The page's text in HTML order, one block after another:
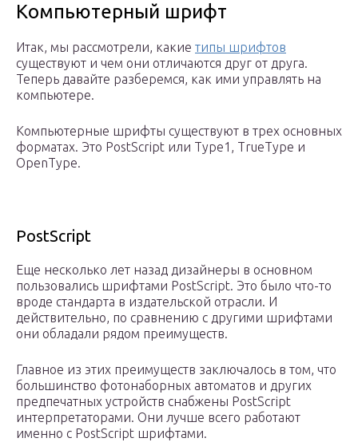
Компьютерный шрифт
Итак, мы рассмотрели, какие типы шрифтов
существуют и чем они отличаются друг от друга.
Теперь давайте разберемся, как ими управлять на
компьютере.
Компьютерные шрифты существуют в трех основных
форматах. Это PostScript или Type1, TrueType и
OpenType.
PostScript
Еще несколько лет назад дизайнеры в основном
пользовались шрифтами PostScript. Это было что-то
вроде стандарта в издательской отрасли. И
действительно, по сравнению с другими шрифтами
они обладали рядом преимуществ.
Главное из этих преимуществ заключалось в том, что
большинство фотонаборных автоматов и других
предпечатных устройств снабжены PostScript
интерпретаторами. Они лучше всего работают
именно с PostScript шрифтами.